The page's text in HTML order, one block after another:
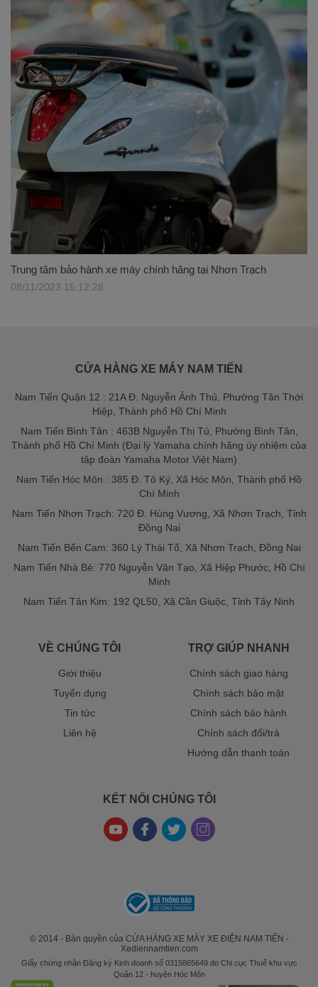
Trung tâm bảo hành xe máy chính hãng tại Nhơn Trạch
08/11/2023 15:12:28
CỬA HÀNG XE MÁY NAM TIẾN
Nam Tiến Quận 12 : 21A Đ. Nguyễn Ảnh Thủ, Phường Tân Thới
Hiệp, Thành phố Hồ Chí Minh
Nam Tiến Bình Tân : 463B Nguyễn Thị Tú, Phường Bình Tân,
Thành phố Hồ Chí Minh (Đại lý Yamaha chính hãng ủy nhiệm của
tập đoàn Yamaha Motor Việt Nam)
Nam Tiến Hóc Môn : 385 Đ. Tô Ký, Xã Hóc Môn, Thành phố Hồ
Chí Minh
Nam Tiến Nhơn Trạch: 720 Đ. Hùng Vương, Xã Nhơn Trạch, Tỉnh
Đồng Nai
Nam Tiến Bến Cam: 360 Lý Thái Tổ, Xã Nhơn Trạch, Đồng Nai
Nam Tiến Nhà Bè: 770 Nguyễn Văn Tạo, Xã Hiệp Phước, Hồ Chí
Minh
Nam Tiến Tân Kim: 192 QL50, Xã Cần Giuộc, Tỉnh Tây Ninh
VỀ CHÚNG TÔI
Giới thiệu
Tuyển dụng
Tin tức
Liên hệ
TRỢ GIÚP NHANH
Chính sách giao hàng
Chính sách bảo mật
Chính sách bảo hành
Chính sách đổi/trả
Hướng dẫn thanh toán
KẾT NỐI CHÚNG TÔI
© 2014 - Bản quyền của CỬA HÀNG XE MÁY XE ĐIỆN NAM TIẾN -
Xediennamtien.com
Giấy chứng nhận Đăng ký Kinh doanh số 0315865649 do Chi cục Thuế khu vực
Quận 12 - huyện Hóc Môn